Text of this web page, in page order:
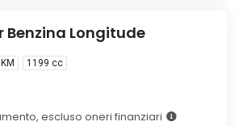
Benzina Longitude
1199 cc
escluso oneri finanziari